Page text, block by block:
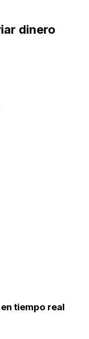
dinero
tiempo real